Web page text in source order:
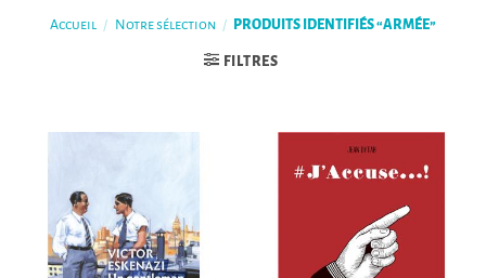
Accueil / Notre sélection / PRODUITS IDENTIFIÉS “ARMÉE”
FILTRES